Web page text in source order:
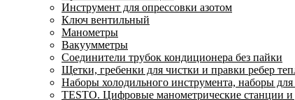
Инструмент для опрессовки азотом
Ключ вентильный
Манометры
Вакуумметры
Соединители трубок кондиционера без пайки
Щетки, гребенки для чистки и правки ребер
Наборы холодильного инструмента, наборы
TESTO. Цифровые манометрические станции